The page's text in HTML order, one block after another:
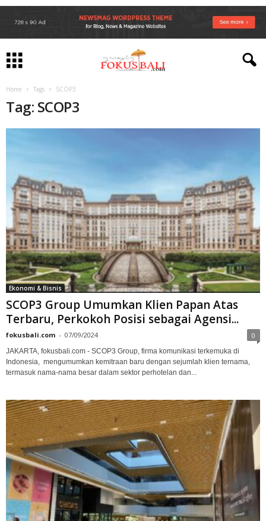
Home Tags SCOP3
Tag: SCOP3
Ekonomi & Bisnis
SCOP3 Group Umumkan Klien Papan Atas
Terbaru, Perkokoh Posisi sebagai Agensi...
fokusbali.com - 07/09/2024 0
JAKARTA, fokusbali.com - SCOP3 Group, firma komunikasi terkemuka di
Indonesia, mengumumkan kemitraan baru dengan sejumlah klien ternama,
termasuk nama-nama besar dalam sektor perhotelan dan...